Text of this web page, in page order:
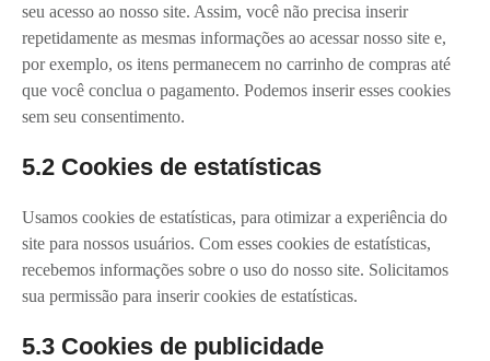
seu acesso ao nosso site. Assim, você não precisa inserir
repetidamente as mesmas informações ao acessar nosso site e,
por exemplo, os itens permanecem no carrinho de compras até
que você conclua o pagamento. Podemos inserir esses cookies
sem seu consentimento.
5.2 Cookies de estatísticas
Usamos cookies de estatísticas, para otimizar a experiência do
site para nossos usuários. Com esses cookies de estatísticas,
recebemos informações sobre o uso do nosso site. Solicitamos
sua permissão para inserir cookies de estatísticas.
5.3 Cookies de publicidade